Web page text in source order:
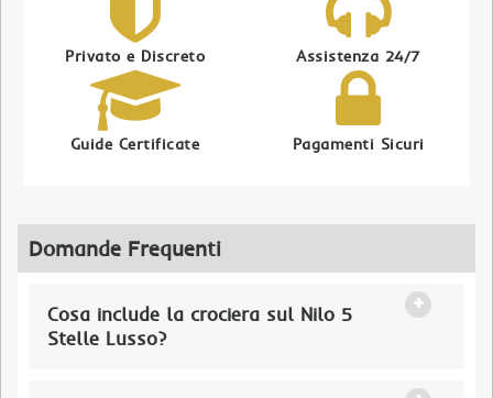
Privato e Discreto Assistenza 24/7
Guide Certificate Pagamenti Sicuri
Domande Frequenti
Cosa include la crociera sul Nilo 5
Stelle Lusso?